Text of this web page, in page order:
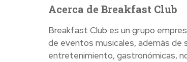
Acerca de Breakfast Club
Breakfast Club es un grupo
de eventos musicales, además de
entretenimiento, gastronómicas,